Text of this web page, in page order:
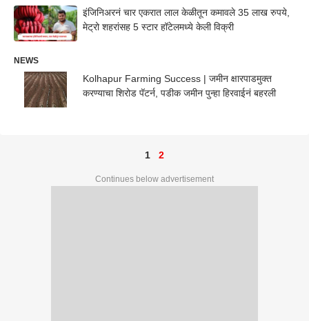
इंजिनिअरनं चार एकरात लाल केळीतून कमावले 35 लाख रुपये,
मेट्रो शहरांसह 5 स्टार हॉटेलमध्ये केली विक्री
NEWS
Kolhapur Farming Success | जमीन क्षारपाडमुक्त
करण्याचा शिरोड पॅटर्न, पडीक जमीन पुन्हा हिरवाईनं बहरली
1 2
Continues below advertisement